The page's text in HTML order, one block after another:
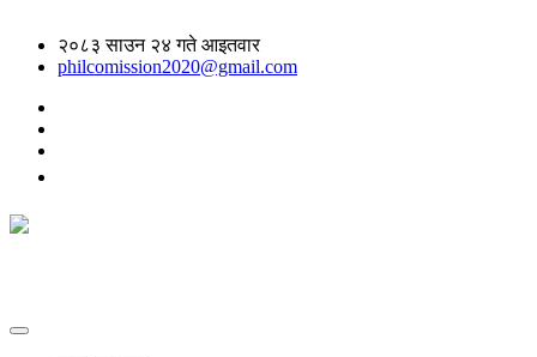
२०८३ साउन २४ गते आइतवार
philcomission2020@gmail.com